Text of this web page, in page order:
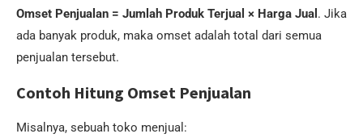
Omset Penjualan = Jumlah Produk Terjual × Harga Jual . Jika
ada banyak produk, maka omset adalah total dari semua
penjualan tersebut.
Contoh Hitung Omset Penjualan
Misalnya, sebuah toko menjual: